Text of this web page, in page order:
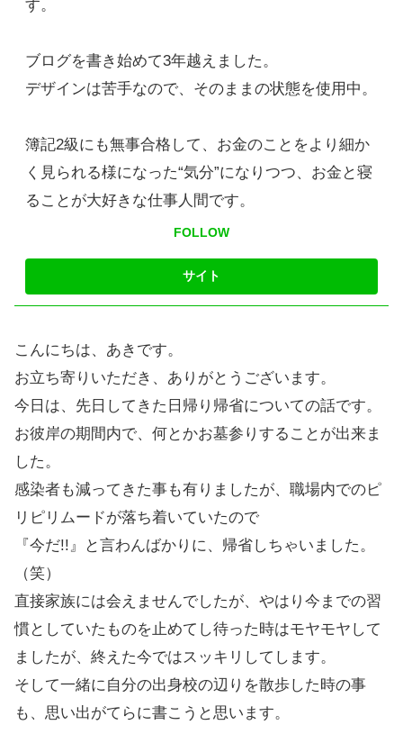
す。
ブログを書き始めて3年越えました。
デザインは苦手なので、そのままの状態を使用中。
簿記2級にも無事合格して、お金のことをより細か
く見られる様になった“気分”になりつつ、お金と寝
ることが大好きな仕事人間です。
FOLLOW
こんにちは、あきです。
お立ち寄りいただき、ありがとうございます。
今日は、先日してきた日帰り帰省についての話です。
お彼岸の期間内で、何とかお墓参りすることが出来ま
した。
感染者も減ってきた事も有りましたが、職場内でのピ
リピリムードが落ち着いていたので
『今だ!!』と言わんばかりに、帰省しちゃいました。
（笑）
直接家族には会えませんでしたが、やはり今までの習
慣としていたものを止めてし待った時はモヤモヤして
ましたが、終えた今ではスッキリしてします。
そして一緒に自分の出身校の辺りを散歩した時の事
も、思い出がてらに書こうと思います。